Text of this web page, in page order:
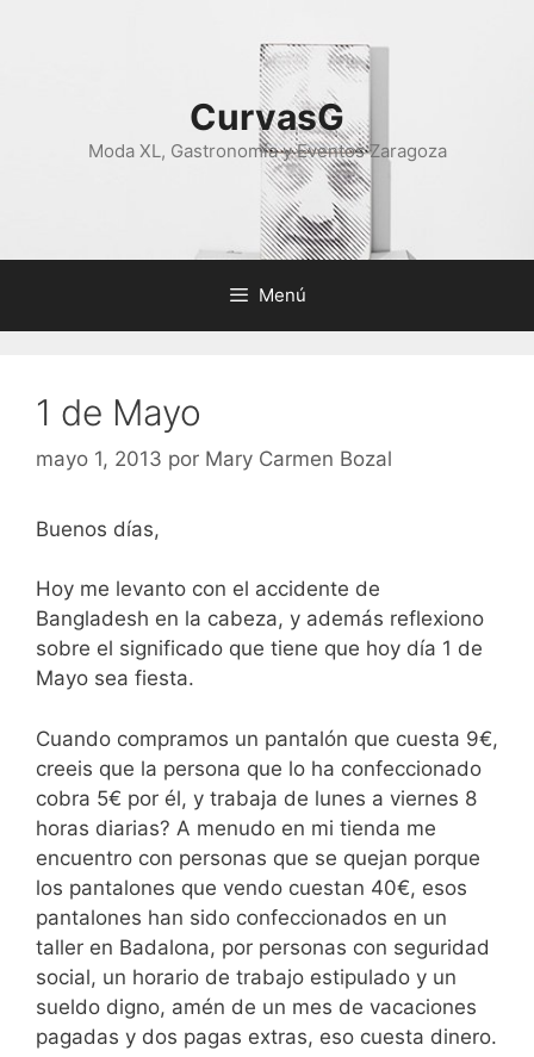
CurvasG
Moda XL, Gastronomía y Eventos Zaragoza
Menú
1 de Mayo
mayo 1, 2013 por Mary Carmen Bozal
Buenos días,
Hoy me levanto con el accidente de
Bangladesh en la cabeza, y además reflexiono
sobre el significado que tiene que hoy día 1 de
Mayo sea fiesta.
Cuando compramos un pantalón que cuesta 9€,
creeis que la persona que lo ha confeccionado
cobra 5€ por él, y trabaja de lunes a viernes 8
horas diarias? A menudo en mi tienda me
encuentro con personas que se quejan porque
los pantalones que vendo cuestan 40€, esos
pantalones han sido confeccionados en un
taller en Badalona, por personas con seguridad
social, un horario de trabajo estipulado y un
sueldo digno, amén de un mes de vacaciones
pagadas y dos pagas extras, eso cuesta dinero.